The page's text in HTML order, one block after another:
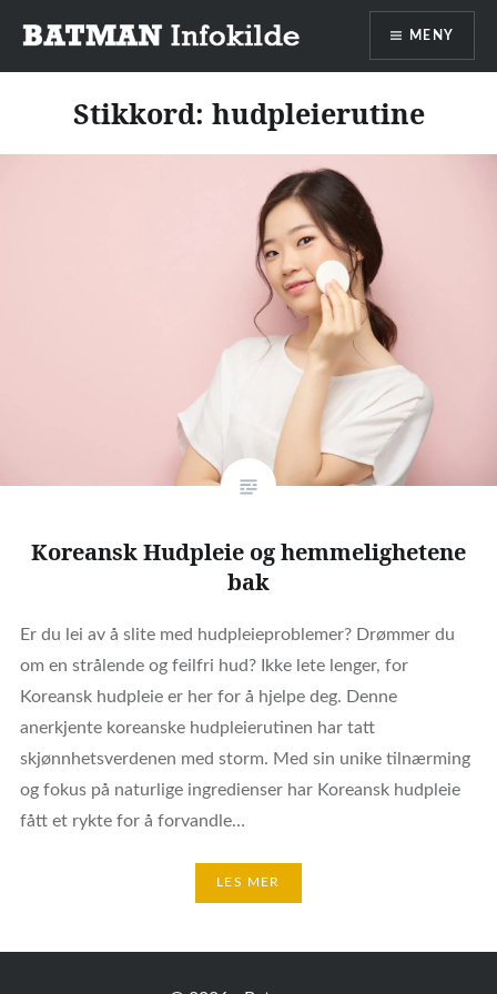
Batman infokilde
MENY
Stikkord: hudpleierutine
Koreansk Hudpleie og hemmelighetene
bak
Er du lei av å slite med hudpleieproblemer? Drømmer du
om en strålende og feilfri hud? Ikke lete lenger, for
Koreansk hudpleie er her for å hjelpe deg. Denne
anerkjente koreanske hudpleierutinen har tatt
skjønnhetsverdenen med storm. Med sin unike tilnærming
og fokus på naturlige ingredienser har Koreansk hudpleie
fått et rykte for å forvandle…
LES MER